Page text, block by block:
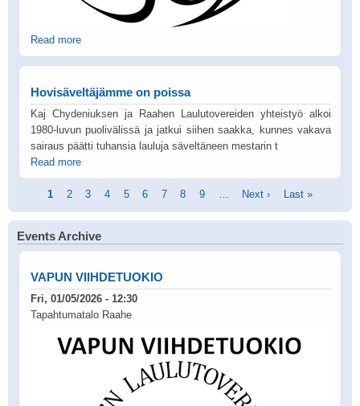
Read more
Hovisäveltäjämme on poissa
Kaj Chydeniuksen ja Raahen Laulutovereiden yhteistyö alkoi
1980-luvun puolivälissä ja jatkui siihen saakka, kunnes vakava
sairaus päätti tuhansia lauluja säveltäneen mestarin t
Read more
Pagination
Current
page
1 Page
2 Page
3 Page
4 Page
5 Page
6 Page
7 Page
8 Page
9 …
Next
page
Next ›
Last
page
Last »
Events Archive
VAPUN VIIHDETUOKIO
Fri, 01/05/2026 - 12:30
Tapahtumatalo Raahe